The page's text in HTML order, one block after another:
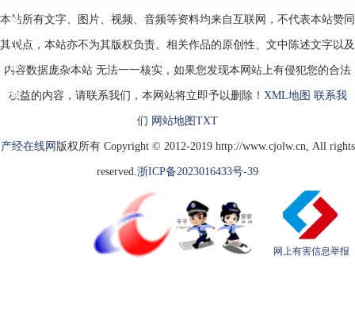
番
茄
炒
蛋
香
本站所有文字、图片、视频、音频等资料均来自互联网，不代表本站赞同
其观点，本站亦不为其版权负责。相关作品的原创性、文中陈述文字以及
内容数据庞杂本站 无法一一核实，如果您发现本网站上有侵犯您的合法
权益的内容，请联系我们，本网站将立即予以删除！ XML地图 联系我
们 网站地图 TXT
产经在线网 版权所有 Copyright © 2012-2019 http://www.cjolw.cn, All rights
reserved.浙ICP备2023016433号-39
网上有害信息举报